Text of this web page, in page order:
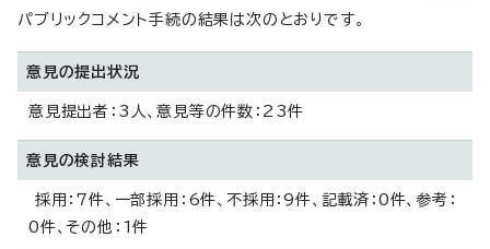
パブリックコメント手続の結果は次のとおりです。
意見の提出状況
意見提出者：3人、意見等の件数：23件
意見の検討結果
採用：7件、一部採用：6件、不採用：9件、記載済：0件、参考：
0件、その他：1件